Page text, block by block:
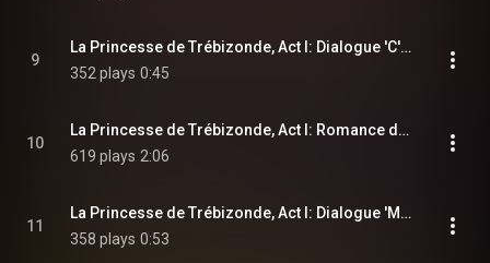
9
La Princesse de Trébizonde, Act I: Dialogue 'C'est bon ! La representation va commencer' (Cabriolo, Regina, Sparadrap, Raphael)
352 plays 0:45
10
La Princesse de Trébizonde, Act I: Romance des tourterelles 'Une jeune fille passait' (Raphael)
619 plays 2:06
11
La Princesse de Trébizonde, Act I: Dialogue 'Mais comment? Vous n'avez pas d'argent!' (Sparadrap, Raphael)
358 plays 0:53